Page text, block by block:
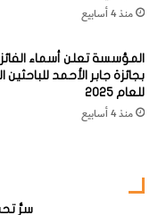
وخلص المؤشر إلى ست
الملخص التنفيذي لذلك
1-أزمة كوفيد-19 ستؤثر في مجال الابتكار،
الابتكار التصرف خلال
منذ 4 أسابيع
المؤسسة تعلن أسماء
بجائزة جابر الأحمد للباحثين
للعام 2025
منذ 4 أسابيع
سرُّ